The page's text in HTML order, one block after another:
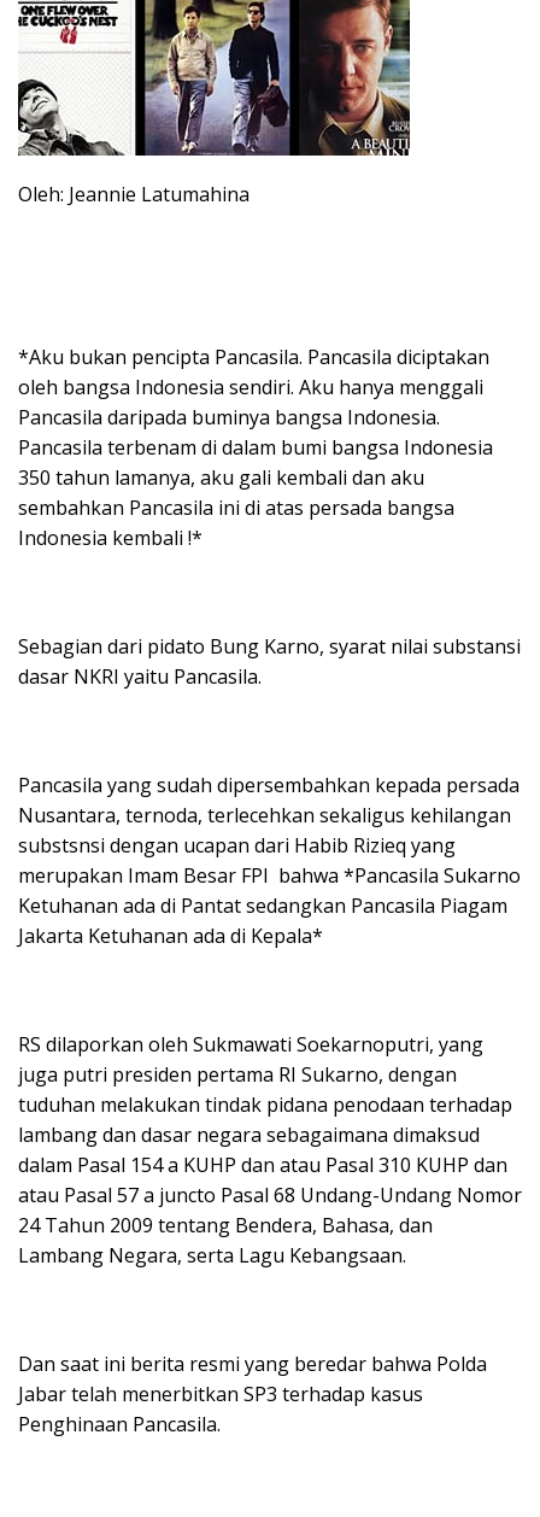
Oleh: Jeannie Latumahina
*Aku bukan pencipta Pancasila. Pancasila diciptakan
oleh bangsa Indonesia sendiri. Aku hanya menggali
Pancasila daripada buminya bangsa Indonesia.
Pancasila terbenam di dalam bumi bangsa Indonesia
350 tahun lamanya, aku gali kembali dan aku
sembahkan Pancasila ini di atas persada bangsa
Indonesia kembali !*
Sebagian dari pidato Bung Karno, syarat nilai substansi
dasar NKRI yaitu Pancasila.
Pancasila yang sudah dipersembahkan kepada persada
Nusantara, ternoda, terlecehkan sekaligus kehilangan
substsnsi dengan ucapan dari Habib Rizieq yang
merupakan Imam Besar FPI bahwa *Pancasila Sukarno
Ketuhanan ada di Pantat sedangkan Pancasila Piagam
Jakarta Ketuhanan ada di Kepala*
RS dilaporkan oleh Sukmawati Soekarnoputri, yang
juga putri presiden pertama RI Sukarno, dengan
tuduhan melakukan tindak pidana penodaan terhadap
lambang dan dasar negara sebagaimana dimaksud
dalam Pasal 154 a KUHP dan atau Pasal 310 KUHP dan
atau Pasal 57 a juncto Pasal 68 Undang-Undang Nomor
24 Tahun 2009 tentang Bendera, Bahasa, dan
Lambang Negara, serta Lagu Kebangsaan.
Dan saat ini berita resmi yang beredar bahwa Polda
Jabar telah menerbitkan SP3 terhadap kasus
Penghinaan Pancasila.